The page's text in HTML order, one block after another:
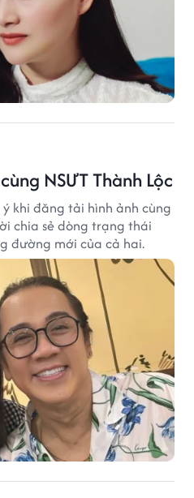
NSƯT Thành Lộc
khi đăng tải hình ảnh cùng
chia sẻ dòng trạng thái
đường mới của cả hai.